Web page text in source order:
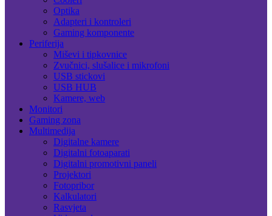
Optika
Adapteri i kontroleri
Gaming komponente
Periferija
Miševi i tipkovnice
Zvučnici, slušalice i mikrofoni
USB stickovi
USB HUB
Kamere, web
Monitori
Gaming zona
Multimedija
Digitalne kamere
Digitalni fotoaparati
Digitalni promotivni paneli
Projektori
Fotopribor
Kalkulatori
Rasvjeta